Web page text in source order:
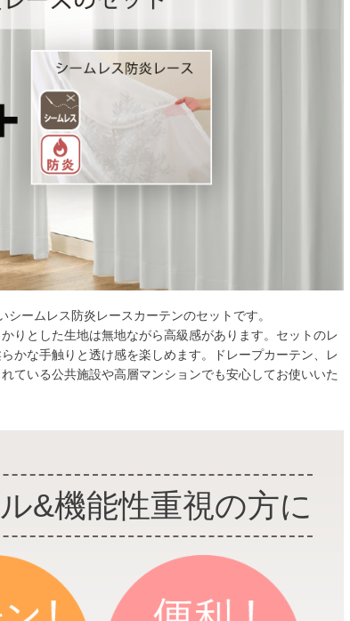
は生地に幅継ぎが入ります。
ームレス防炎レースカーテンのセットです。
りとした生地は無地ながら高級感があります。セットのレ
かな手触りと透け感を楽しめます。ドレープカーテン、レ
ている公共施設や高層マンションでも安心してお使いいた
&機能性重視の方に